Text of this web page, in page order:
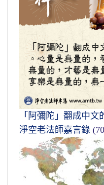
「阿彌陀」翻成中文
淨空老法師嘉言錄